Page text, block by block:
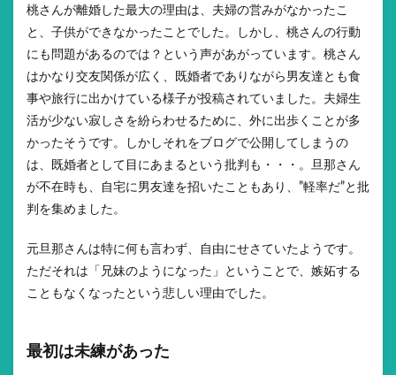
桃さんが離婚した最大の理由は、夫婦の営みがなかったこ
と、子供ができなかったことでした。しかし、桃さんの行動
にも問題があるのでは？という声があがっています。桃さん
はかなり交友関係が広く、既婚者でありながら男友達とも食
事や旅行に出かけている様子が投稿されていました。夫婦生
活が少ない寂しさを紛らわせるために、外に出歩くことが多
かったそうです。しかしそれをブログで公開してしまうの
は、既婚者として目にあまるという批判も・・・。旦那さん
が不在時も、自宅に男友達を招いたこともあり、”軽率だ”と批
判を集めました。
元旦那さんは特に何も言わず、自由にせさていたようです。
ただそれは「兄妹のようになった」ということで、嫉妬する
こともなくなったという悲しい理由でした。
最初は未練があった